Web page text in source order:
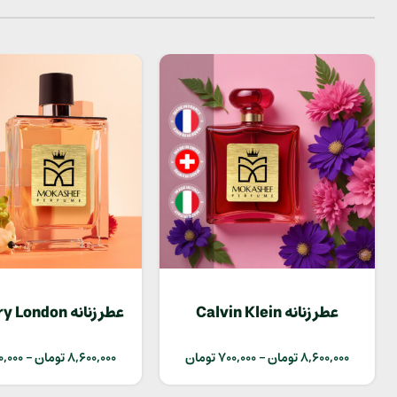
عطر زنانه Calvin Klein
Euphoria8,600,000تومان–
700,000تومان
عطر زنانه Burberry London
8,600,000تومان–